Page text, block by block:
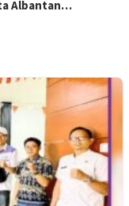
Albantan…